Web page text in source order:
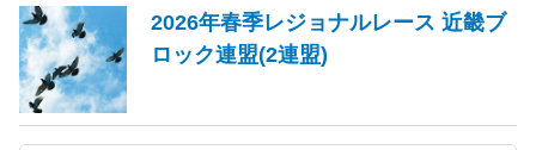
2026年春季レジョナルレース 近畿ブ
ロック連盟(2連盟)